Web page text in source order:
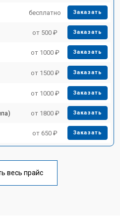
бесплатно Заказать
от 500 ₽ Заказать
от 1000 ₽ Заказать
от 1500 ₽ Заказать
от 1000 ₽ Заказать
от 1800 ₽ Заказать
от 650 ₽ Заказать
весь прайс